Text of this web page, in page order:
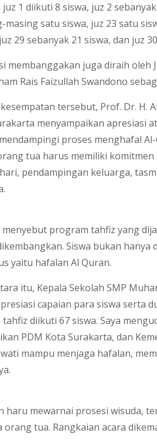
1 diikuti 8 siswa, juz 2
masing satu siswa, juz 23 satu
29 sebanyak 21 siswa, dan juz
membanggakan juga diraih oleh
Rais Faizullah Swandono
tersebut, Prof. Dr. H.
menyampaikan apresiasi
proses menghafal
tua harus memiliki
pendampingan keluarga,
menyebut program tahfiz yang
Siswa bukan
yaitu hafalan Al Quran.
itu, Kepala Sekolah SMP
capaian para siswa serta
tahfiz diikuti 67 siswa. Saya
PDM Kota Surakarta, dan
mampu menjaga hafalan,
haru mewarnai prosesi wisuda,
orang tua. Rangkaian acara